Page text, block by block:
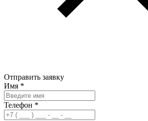
Отправить заявку
Имя *
Телефон *